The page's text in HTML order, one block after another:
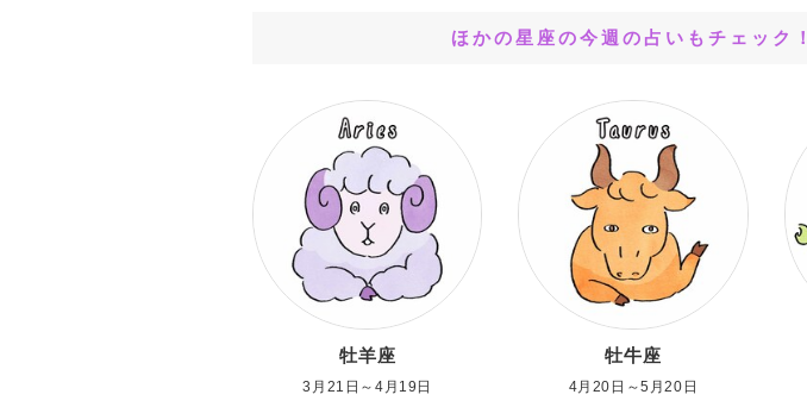
ほかの星座の今週の占いもチェック！
牡羊座
3月21日～4月19日
牡牛座
4月20日～5月20日